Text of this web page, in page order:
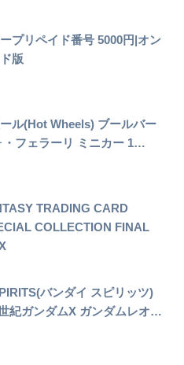
プリペイド番号 5000円|オン
版
ル(Hot Wheels) ブールバー
・フェラーリ ミニカー 1…
TRADING CARD
COLLECTION FINAL
バンダイ スピリッツ)
紀ガンダムX ガンダムレオ…